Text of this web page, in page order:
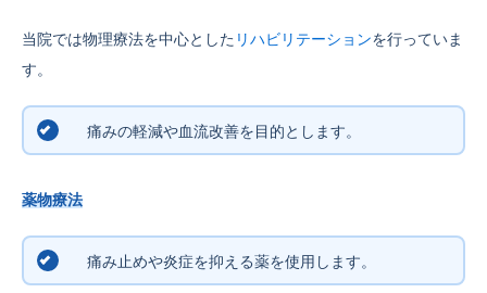
当院では物理療法を中心とした リハビリテーションを行っていま
す。
痛みの軽減や血流改善を目的とします。
薬物療法
痛み止めや炎症を抑える薬を使用します。